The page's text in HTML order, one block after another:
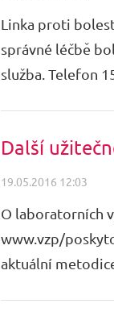
Linka proti
správné léčbě
služba. Telefon
Další
19.05.2016 12:03
O laboratorních
www.vzp/
aktuální